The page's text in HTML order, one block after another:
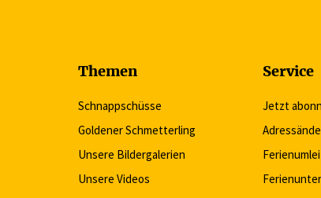
Themen
Schnappschüsse
Goldener Schmetterling
Unsere Bildergalerien
Unsere Videos
Service
Jetzt